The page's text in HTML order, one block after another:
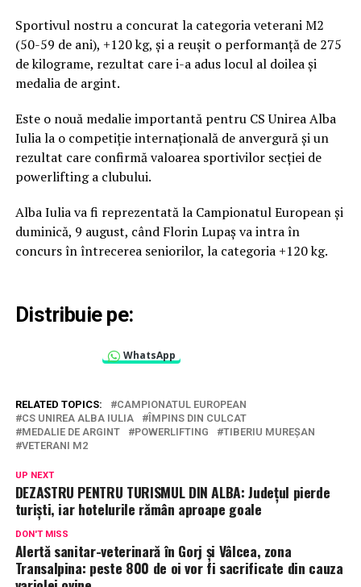
Sportivul nostru a concurat la categoria veterani M2
(50-59 de ani), +120 kg, și a reușit o performanță de 275
de kilograme, rezultat care i-a adus locul al doilea și
medalia de argint.
Este o nouă medalie importantă pentru CS Unirea Alba
Iulia la o competiție internațională de anvergură și un
rezultat care confirmă valoarea sportivilor secției de
powerlifting a clubului.
Alba Iulia va fi reprezentată la Campionatul European și
duminică, 9 august, când Florin Lupaș va intra în
concurs în întrecerea seniorilor, la categoria +120 kg.
Distribuie pe:
WhatsApp
RELATED TOPICS:
CAMPIONATUL EUROPEAN
CS UNIREA ALBA IULIA
ÎMPINS DIN CULCAT
MEDALIE DE ARGINT
POWERLIFTING
TIBERIU MUREȘAN
VETERANI M2
UP NEXT
DEZASTRU PENTRU TURISMUL DIN ALBA: Județul pierde
turiști, iar hotelurile rămân aproape goale
DON'T MISS
Alertă sanitar-veterinară în Gorj și Vâlcea, zona
Transalpina: peste 800 de oi vor fi sacrificate din cauza